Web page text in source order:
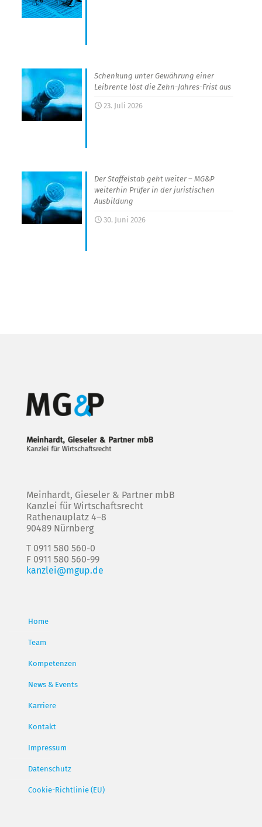
Schenkung unter Gewährung einer
Leibrente löst die Zehn-Jahres-Frist aus
23. Juli 2026
Der Staffelstab geht weiter – MG&P
weiterhin Prüfer in der juristischen
Ausbildung
30. Juni 2026
Meinhardt, Gieseler & Partner mbB
Kanzlei für Wirtschaftsrecht
Rathenauplatz 4–8
90489 Nürnberg
T 0911 580 560-0
F 0911 580 560-99
kanzlei@mgup.de
Home
Team
Kompetenzen
News & Events
Karriere
Kontakt
Impressum
Datenschutz
Cookie-Richtlinie (EU)